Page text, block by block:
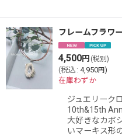
フレームフラワ
4,500円 (税別)
(税込 : 4,950円)
在庫わずか
ジュエリー
10th&15th
大好きなカボ
いマーキス形